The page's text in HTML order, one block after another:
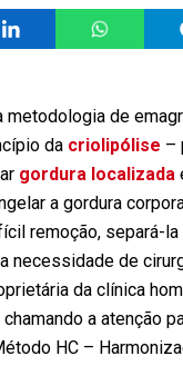
metodologia de
da criolipólise –
gordura localizada
a gordura
remoção, separá-
necessidade de
da clínica
chamando a atenção
HC –